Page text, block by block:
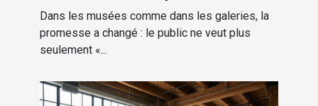
plutôt qu’une visite
Dans les musées comme dans les galeries, la
promesse a changé : le public ne veut plus
seulement «...